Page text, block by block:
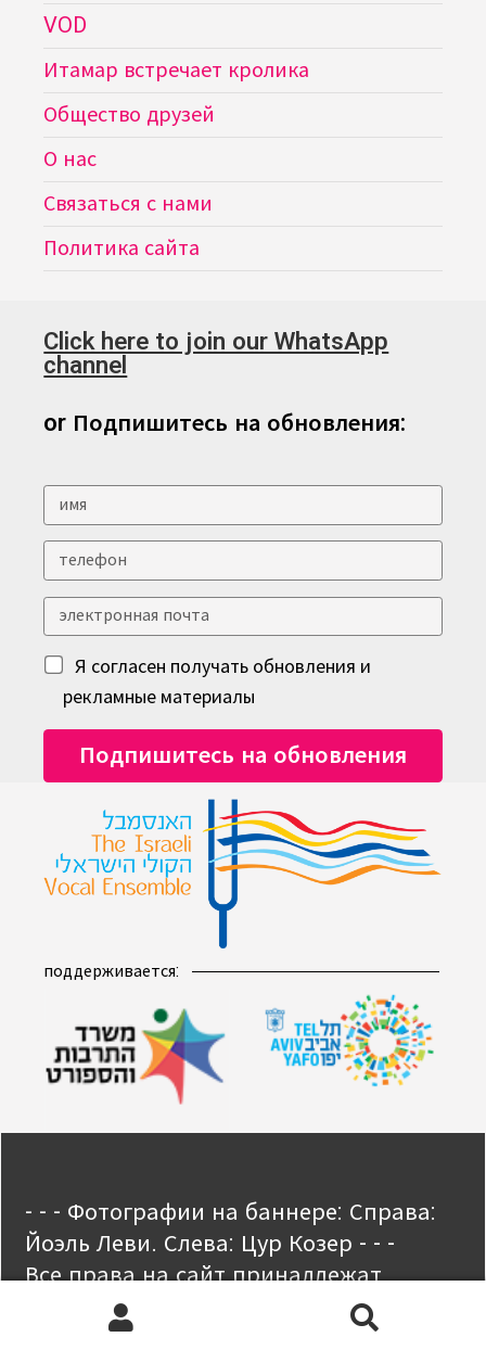
VOD
Итамар встречает кролика
Общество друзей
О нас
Связаться с нами
Политика сайта
Click here to join our WhatsApp
channel
or Подпишитесь на обновления:
Я согласен получать обновления и
рекламные материалы
поддерживается:
- - - Фотографии на баннере: Справа:
Йоэль Леви. Слева: Цур Козер - - -
Все права на сайт принадлежат
Израильскому вокальному ансамблю.